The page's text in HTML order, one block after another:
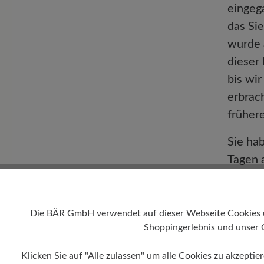
das
wurde
dieser
bis
Sie
Tagen
74321
Die BÄR GmbH verwendet auf dieser Webseite
Shoppingerlebnis und unser
Klicken Sie auf "Alle zulassen" um alle Cookies zu